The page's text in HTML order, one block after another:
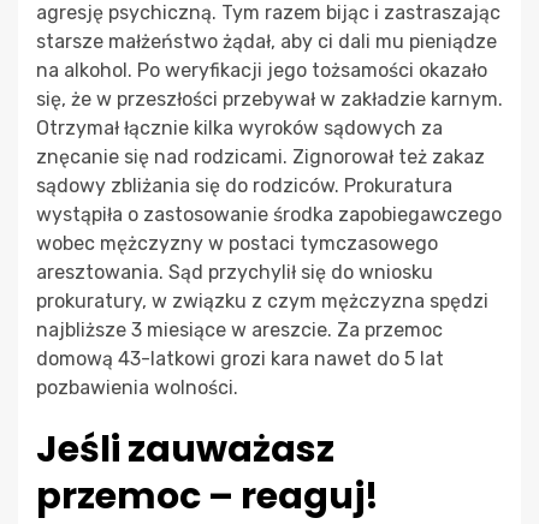
agresję psychiczną. Tym razem bijąc i zastraszając
starsze małżeństwo żądał, aby ci dali mu pieniądze
na alkohol. Po weryfikacji jego tożsamości okazało
się, że w przeszłości przebywał w zakładzie karnym.
Otrzymał łącznie kilka wyroków sądowych za
znęcanie się nad rodzicami. Zignorował też zakaz
sądowy zbliżania się do rodziców. Prokuratura
wystąpiła o zastosowanie środka zapobiegawczego
wobec mężczyzny w postaci tymczasowego
aresztowania. Sąd przychylił się do wniosku
prokuratury, w związku z czym mężczyzna spędzi
najbliższe 3 miesiące w areszcie. Za przemoc
domową 43-latkowi grozi kara nawet do 5 lat
pozbawienia wolności.
Jeśli zauważasz
przemoc – reaguj!